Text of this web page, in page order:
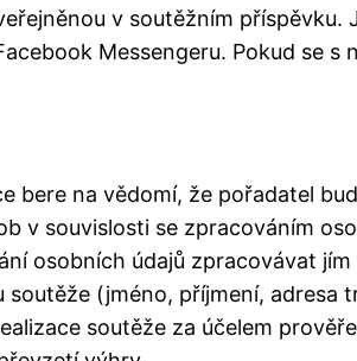
v soutěžním
Messengeru. Pokud se
bere na vědomí, že pořadatel
v souvislosti se zpracováním
osobních údajů zpracovávat
(jméno, příjmení,
soutěže za účelem